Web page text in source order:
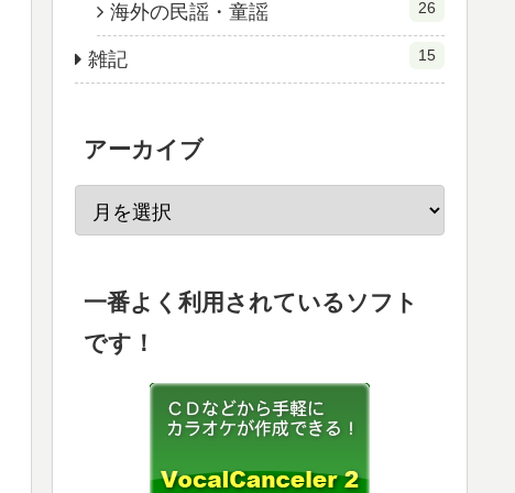
海外の民謡・童謡 26
雑記 15
アーカイブ
一番よく利用されているソフト
です！